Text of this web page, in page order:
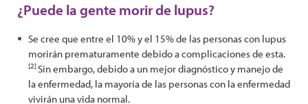
¿Puede la gente morir de lupus?
Se cree que entre el 10% y el 15% de las personas con lupus
morirán prematuramente debido a complicaciones de esta.
[2]Sin embargo, debido a un mejor diagnóstico y manejo de
la enfermedad, la mayoría de las personas con la enfermedad
vivirán una vida normal.